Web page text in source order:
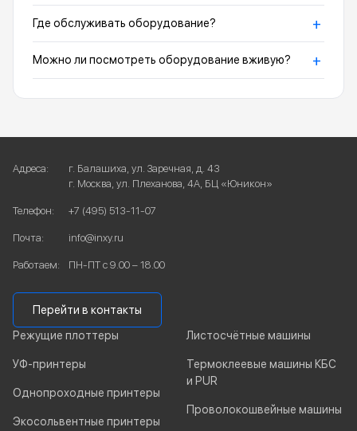
Где обслуживать оборудование? +
Можно ли посмотреть оборудование вживую? +
Режущие плоттеры
УФ-принтеры
Однопроходные принтеры
Экосольвентные принтеры
Листосчётные машины
Термоклеевые машины КБС
и PUR
Проволокошвейные машины
Адреса:
г. Балашиха, ул. Заречная, д. 43
г. Москва, ул. Плеханова, 4А, БЦ «Юникон»
Телефон: +7 (495) 513-11-07
Почта: info@inxy.ru
Работаем: ПН-ПТ с 9.00 – 18.00
Перейти в контакты